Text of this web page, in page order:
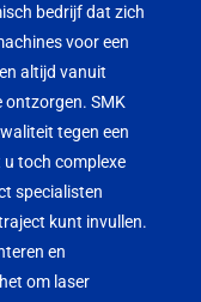
bedrijf dat zich
voor een
altijd vanuit
SMK
tegen een
u toch complexe
specialisten
kunt invullen.
en
om laser